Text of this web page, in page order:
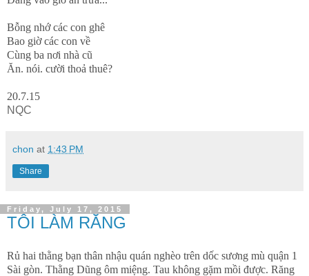
Bỗng nhớ các con ghê
Bao giờ các con về
Cùng ba nơi nhà cũ
Ăn. nói. cười thoả thuê?
20.7.15
NQC
chon at 1:43 PM
Share
Friday, July 17, 2015
TÔI LÀM RĂNG
Rủ hai thằng bạn thân nhậu quán nghèo trên dốc sương mù quận 1
Sài gòn. Thằng Dũng ôm miệng. Tau không gặm mồi được. Răng